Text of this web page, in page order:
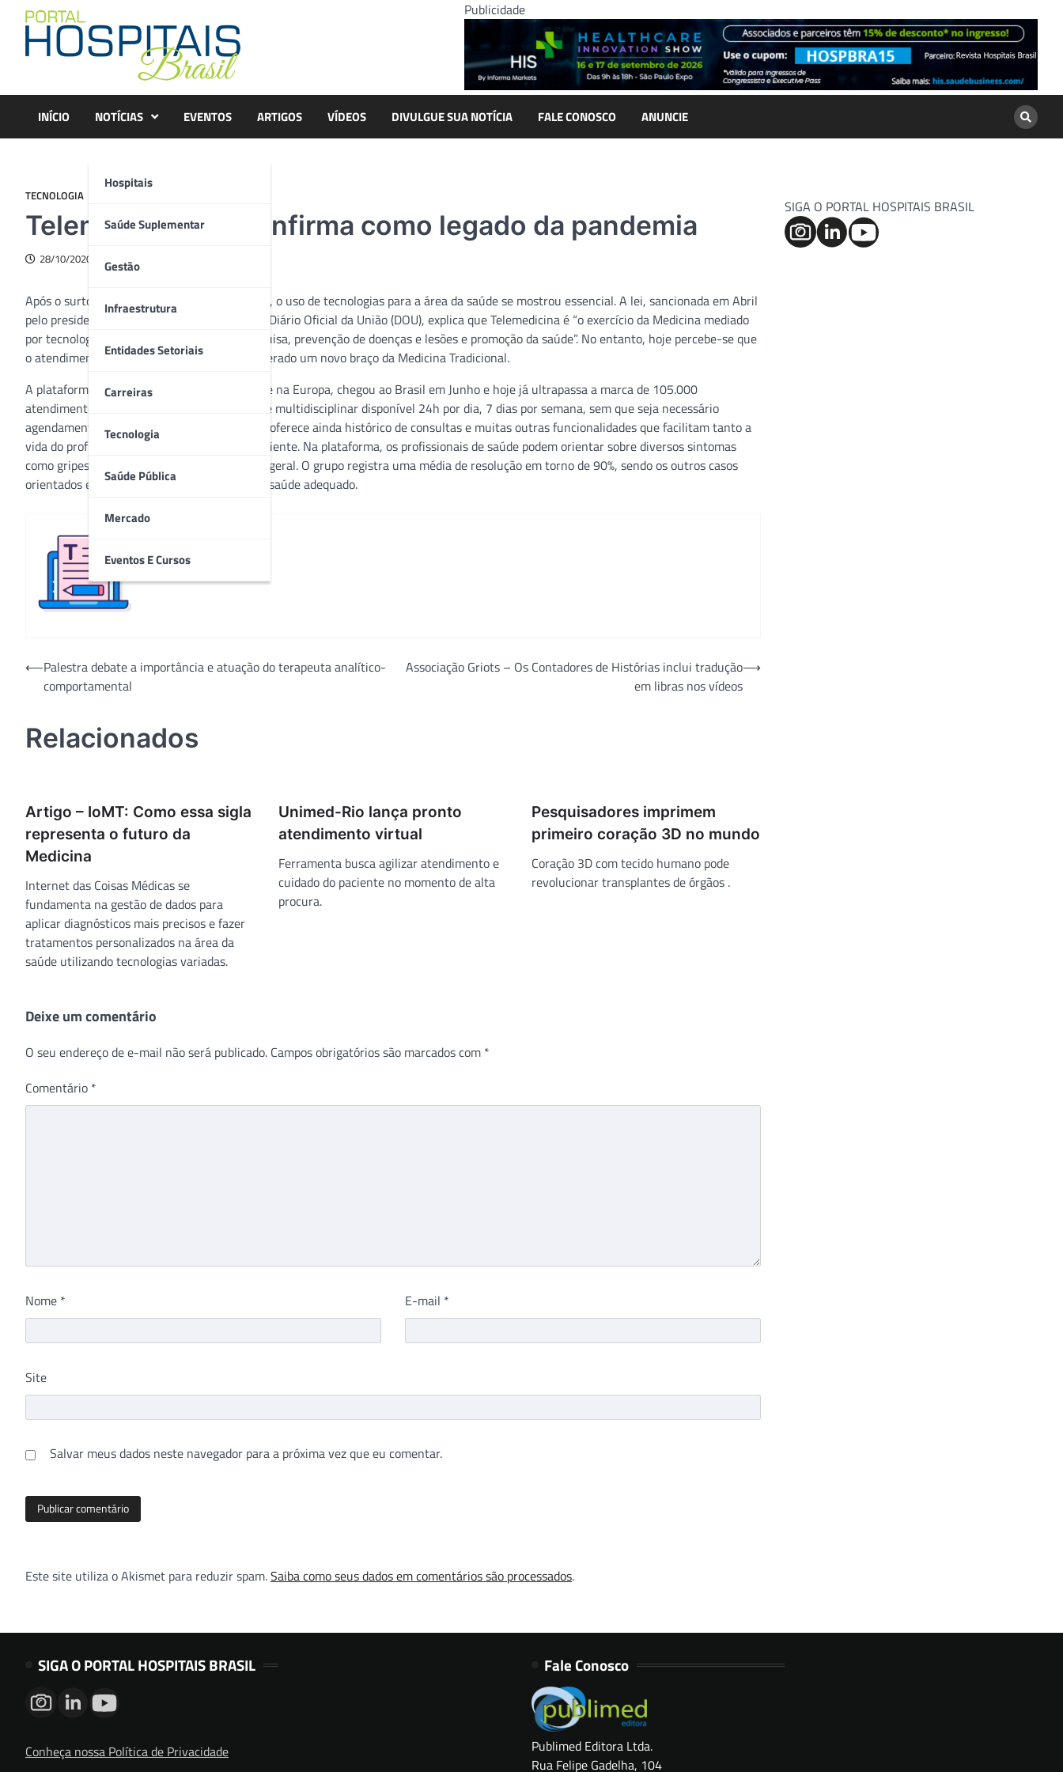
content
Publicidade
INÍCIO NOTÍCIAS
Hospitais
Saúde Suplementar
Gestão
Infraestrutura
Entidades Setoriais
Carreiras
Tecnologia
Saúde Pública
Mercado
Eventos E Cursos
EVENTOS ARTIGOS VÍDEOS DIVULGUE SUA NOTÍCIA FALE CONOSCO ANUNCIE
TECNOLOGIA
Telemedicina se confirma como legado da pandemia
28/10/2020
Após o surto pandêmico que assolou o mundo, o uso de tecnologias para a área da saúde se mostrou essencial. A lei, sancionada em Abril
pelo presidente Jair Bolsonaro e publicada no Diário Oficial da União (DOU), explica que Telemedicina é “o exercício da Medicina mediado
por tecnologias para fins de assistência, pesquisa, prevenção de doenças e lesões e promoção da saúde”. No entanto, hoje percebe-se que
o atendimento médico online pode ser considerado um novo braço da Medicina Tradicional.
A plataforma Iron, que já tinha um nome forte na Europa, chegou ao Brasil em Junho e hoje já ultrapassa a marca de 105.000
atendimentos. O grupo conta com uma equipe multidisciplinar disponível 24h por dia, 7 dias por semana, sem que seja necessário
agendamento prévio de consulta. Além disso, oferece ainda histórico de consultas e muitas outras funcionalidades que facilitam tanto a
vida do profissional de saúde, quanto a do paciente. Na plataforma, os profissionais de saúde podem orientar sobre diversos sintomas
como gripes, dores de cabeça e mal-estar em geral. O grupo registra uma média de resolução em torno de 90%, sendo os outros casos
orientados e encaminhados para o serviço de saúde adequado.
Redação
Navegação
⟵Palestra debate a importância e atuação do terapeuta analítico-
comportamental
Associação Griots – Os Contadores de Histórias inclui tradução
em libras nos vídeos
⟶
Relacionados
Artigo – IoMT: Como essa sigla
representa o futuro da
Medicina
Internet das Coisas Médicas se
fundamenta na gestão de dados para
aplicar diagnósticos mais precisos e fazer
tratamentos personalizados na área da
saúde utilizando tecnologias variadas.
Unimed-Rio lança pronto
atendimento virtual
Ferramenta busca agilizar atendimento e
cuidado do paciente no momento de alta
procura.
Pesquisadores imprimem
primeiro coração 3D no mundo
Coração 3D com tecido humano pode
revolucionar transplantes de órgãos .
Deixe um comentário
O seu endereço de e-mail não será publicado. Campos obrigatórios são marcados com *
Comentário *
Nome * E-mail *
Site
Salvar meus dados neste navegador para a próxima vez que eu comentar.
Este site utiliza o Akismet para reduzir spam.Saiba como seus dados em comentários são processados.
SIGA O PORTAL HOSPITAIS BRASIL
SIGA O PORTAL HOSPITAIS BRASIL
Conheça nossa Política de Privacidade
Fale Conosco
Publimed Editora Ltda.
Rua Felipe Gadelha, 104